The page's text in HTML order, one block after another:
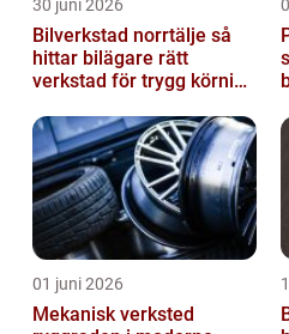
30 juni 2026
Bilverkstad norrtälje så
hittar bilägare rätt
verkstad för trygg körning
01 juni 2026
Mekanisk verksted